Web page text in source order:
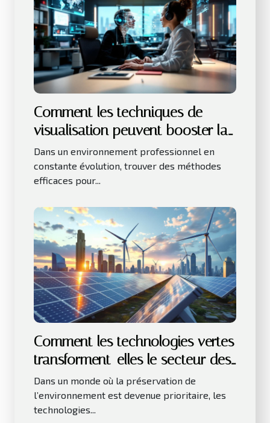
Comment les techniques de
visualisation peuvent booster la
productivité au travail ?
Dans un environnement professionnel en
constante évolution, trouver des méthodes
efficaces pour...
Comment les technologies vertes
transforment-elles le secteur des
affaires ?
Dans un monde où la préservation de
l’environnement est devenue prioritaire, les
technologies...